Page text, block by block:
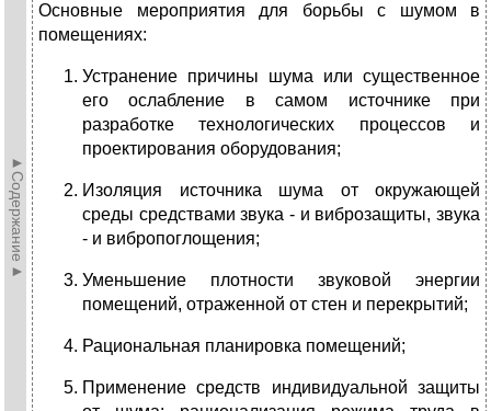
►Содержание►
Основные мероприятия для борьбы с шумом в
помещениях:
Устранение причины шума или существенное
его ослабление в самом источнике при
разработке технологических процессов и
проектирования оборудования;
Изоляция источника шума от окружающей
среды средствами звука - и виброзащиты, звука
- и вибропоглощения;
Уменьшение плотности звуковой энергии
помещений, отраженной от стен и перекрытий;
Рациональная планировка помещений;
Применение средств индивидуальной защиты